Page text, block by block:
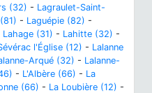
(32) - Lagraulet-Saint-
- Laguépie (82) -
Lahage (31) - Lahitte (32) -
l'Église (12) - Lalanne
Arqué (32) - Lalanne-
- L'Albère (66) - La
(66) - La Loubière (12) -